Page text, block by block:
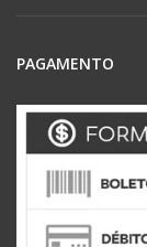
PAGAMENTO